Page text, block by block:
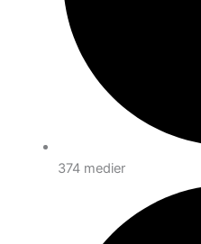
374 medier